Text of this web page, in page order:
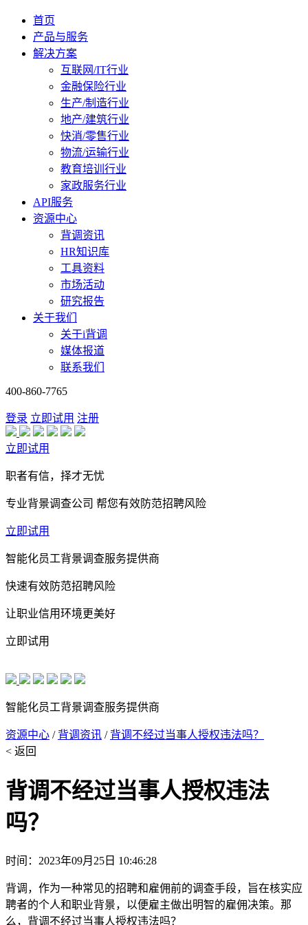
首页
产品与服务
解决方案
互联网/IT行业
金融保险行业
生产/制造行业
地产/建筑行业
快消/零售行业
物流/运输行业
教育培训行业
家政服务行业
API服务
资源中心
背调资讯
HR知识库
工具资料
市场活动
研究报告
关于我们
关于i背调
媒体报道
联系我们
400-860-7765
登录 立即试用 注册
立即试用
职者有信，择才无忧
专业背景调查公司 帮您有效防范招聘风险
立即试用
智能化员工背景调查服务提供商
快速有效防范招聘风险
让职业信用环境更美好
立即试用
智能化员工背景调查服务提供商
资源中心 / 背调资讯 / 背调不经过当事人授权违法吗？
< 返回
背调不经过当事人授权违法
吗？
时间：2023年09月25日 10:46:28
背调，作为一种常见的招聘和雇佣前的调查手段，旨在核实应
聘者的个人和职业背景，以便雇主做出明智的雇佣决策。那
么，背调不经过当事人授权违法吗？